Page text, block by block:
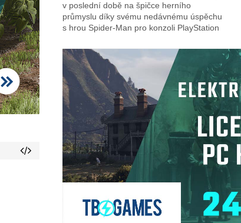
v poslední době na špičce herního
průmyslu díky svému nedávnému úspěchu
s hrou Spider-Man pro konzoli PlayStation